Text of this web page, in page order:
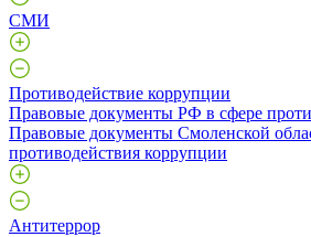
СМИ
Противодействие коррупции
Правовые документы РФ в сфере
Правовые документы Смоленской
противодействия коррупции
Антитеррор